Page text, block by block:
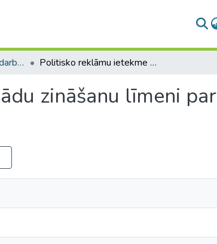
Bakalaura un maģistra darbi (PPMF) / Bachelor's and Master's theses Politisko reklāmu ietekme uz vēlētāju ar dažādu zināšanu līmeni par politiku izvēli
zināšanu līmeni par